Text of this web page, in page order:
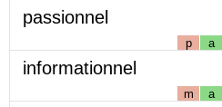
passionnel
p a
informationnel
m a